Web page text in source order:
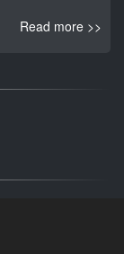
Read more >>